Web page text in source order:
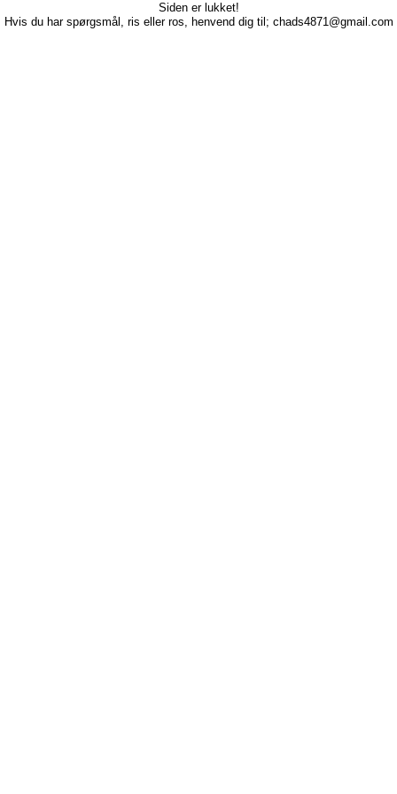
Siden er lukket!
Hvis du har spørgsmål, ris eller ros, henvend dig til; chads4871@gmail.com